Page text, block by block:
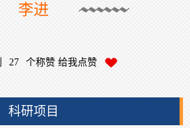
李进
27 个称赞 给我点赞
科研项目